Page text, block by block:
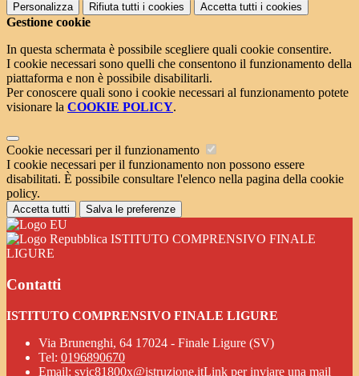
Personalizza Rifiuta tutti i cookies Accetta tutti i cookies
Gestione cookie
In questa schermata è possibile scegliere quali cookie consentire.
I cookie necessari sono quelli che consentono il funzionamento della
piattaforma e non è possibile disabilitarli.
Per conoscere quali sono i cookie necessari al funzionamento potete
visionare la COOKIE POLICY.
Cookie necessari per il funzionamento
I cookie necessari per il funzionamento non possono essere
disabilitati. È possibile consultare l'elenco nella pagina della cookie
policy.
Accetta tutti Salva le preferenze
ISTITUTO COMPRENSIVO FINALE
LIGURE
Contatti
ISTITUTO COMPRENSIVO FINALE LIGURE
Via Brunenghi, 64 17024 - Finale Ligure (SV)
Tel: 0196890670
Email: svic81800x@istruzione.itLink per inviare una mail